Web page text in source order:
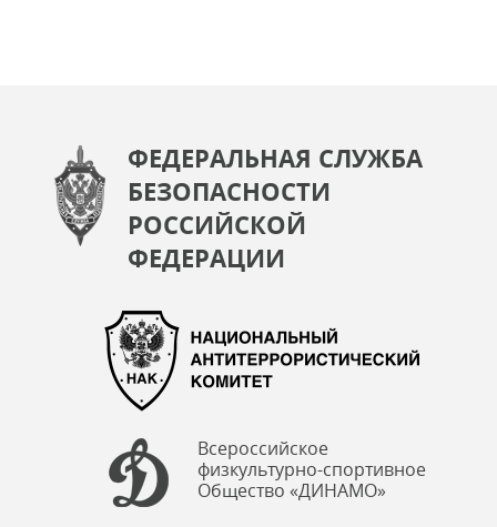
ФЕДЕРАЛЬНАЯ СЛУЖБА
БЕЗОПАСНОСТИ
РОССИЙСКОЙ
ФЕДЕРАЦИИ
Всероссийское
физкультурно-спортивное
Общество «ДИНАМО»